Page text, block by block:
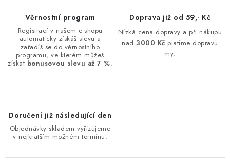
Věrnostní program
Registrací v našem e-shopu
automaticky získáš slevu a
zařadíš se do věrnostního
programu, ve kterém můžeš
získat bonusovou slevu až 7 %.
Doprava již od 59,- Kč
Nízká cena dopravy a při nákupu
nad3000 Kč platíme dopravu
my.
Doručení již následující den
Objednávky skladem vyřizujeme
v nejkratším možném termínu.